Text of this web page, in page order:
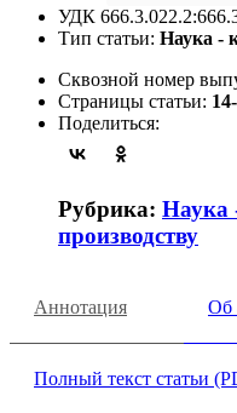
УДК
Тип статьи: Наука -
Сквозной номер
Страницы статьи:
Поделиться:
Рубрика: Наука
производству
Аннотация Об
Полный текст статьи